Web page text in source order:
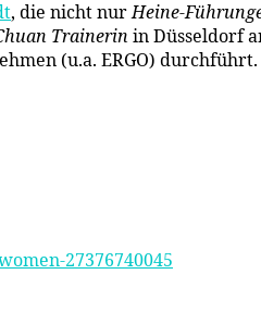
, die nicht nurHeine-
Trainerin in Düsseldorf
(u.a. ERGO) durchführt.
27376740045